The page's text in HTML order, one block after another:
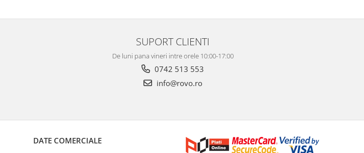
SUPORT CLIENTI
De luni pana vineri intre orele 10:00-17:00
0742 513 553
info@rovo.ro
DATE COMERCIALE